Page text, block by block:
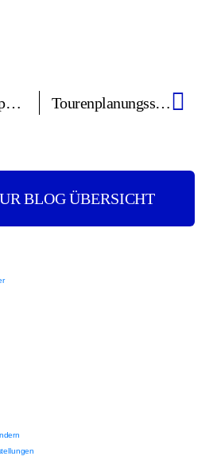
Finden Sie die passende Software für Ihre Abfallwirtschaft Tourenplanungssystem für kleine Unternehmen – ergibt das Sinn?
BLOG ÜBERSICHT